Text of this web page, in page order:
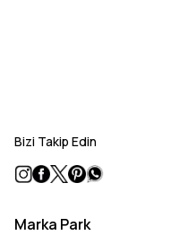
Bizi Takip Edin
Marka Park